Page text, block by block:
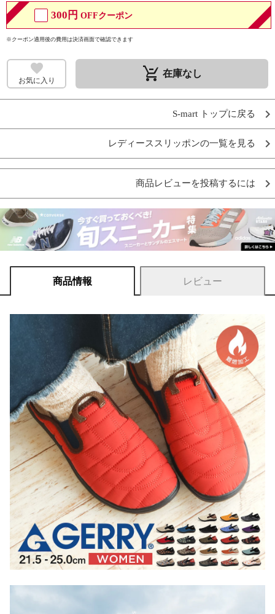
300円 OFFクーポン
※クーポン適用後の費用は決済画面で確認できます
お気に入り remove_shopping_cart 在庫なし
S-mart トップに戻る
レディーススリッポンの一覧を見る
商品レビューを投稿するには
商品情報 レビュー